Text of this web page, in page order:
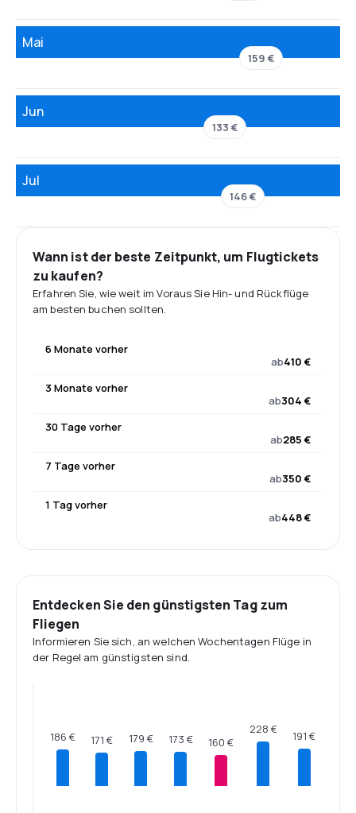
Mai
159 €
Jun
133 €
Jul
146 €
Wann ist der beste Zeitpunkt, um Flugtickets
zu kaufen?
Erfahren Sie, wie weit im Voraus Sie Hin- und Rückflüge
am besten buchen sollten.
6 Monate vorher
ab410 €
3 Monate vorher
ab304 €
30 Tage vorher
ab285 €
7 Tage vorher
ab350 €
1 Tag vorher
ab448 €
Entdecken Sie den günstigsten Tag zum
Fliegen
Informieren Sie sich, an welchen Wochentagen Flüge in
der Regel am günstigsten sind.
186 € 171 € 179 € 173 € 160 €
228 €
191 €